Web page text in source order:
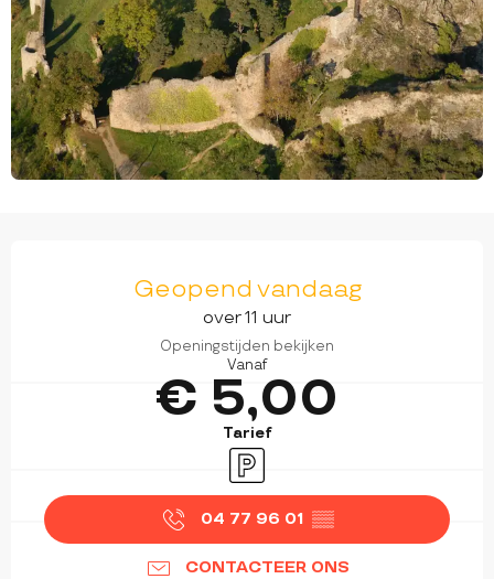
Geopend vandaag
over 11 uur
Openingstijden bekijken
Vanaf
€ 5,00
Tarief
Parkeerplaats
04 77 96 01 ▒▒
CONTACTEER ONS